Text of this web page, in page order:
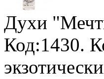
Духи
Код:1430.